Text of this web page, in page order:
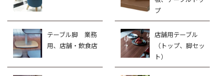
プ
テーブル脚 業務
用、店舗・飲食店
店舗用テーブル
（トップ、脚セッ
ト）